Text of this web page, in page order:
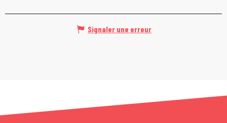
Signaler une erreur